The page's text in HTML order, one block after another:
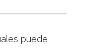
puede